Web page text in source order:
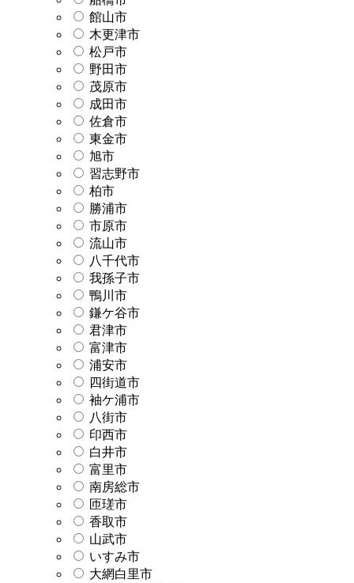
館山市
木更津市
松戸市
野田市
茂原市
成田市
佐倉市
東金市
旭市
習志野市
柏市
勝浦市
市原市
流山市
八千代市
我孫子市
鴨川市
鎌ケ谷市
君津市
富津市
浦安市
四街道市
袖ケ浦市
八街市
印西市
白井市
富里市
南房総市
匝瑳市
香取市
山武市
いすみ市
大網白里市